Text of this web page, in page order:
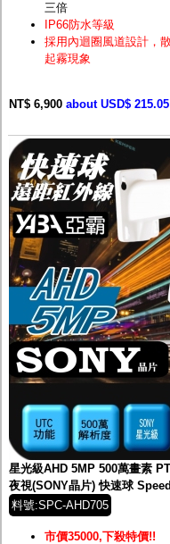
三倍
IP66防水等級
採用內迴圈風道設計，
起霧現象
NT$ 6,900 about USD$ 215.05
星光級AHD 5MP 500萬畫素
夜視(SONY晶片) 快速球
料號:SPC-AHD705
市價35000,下殺特價!!